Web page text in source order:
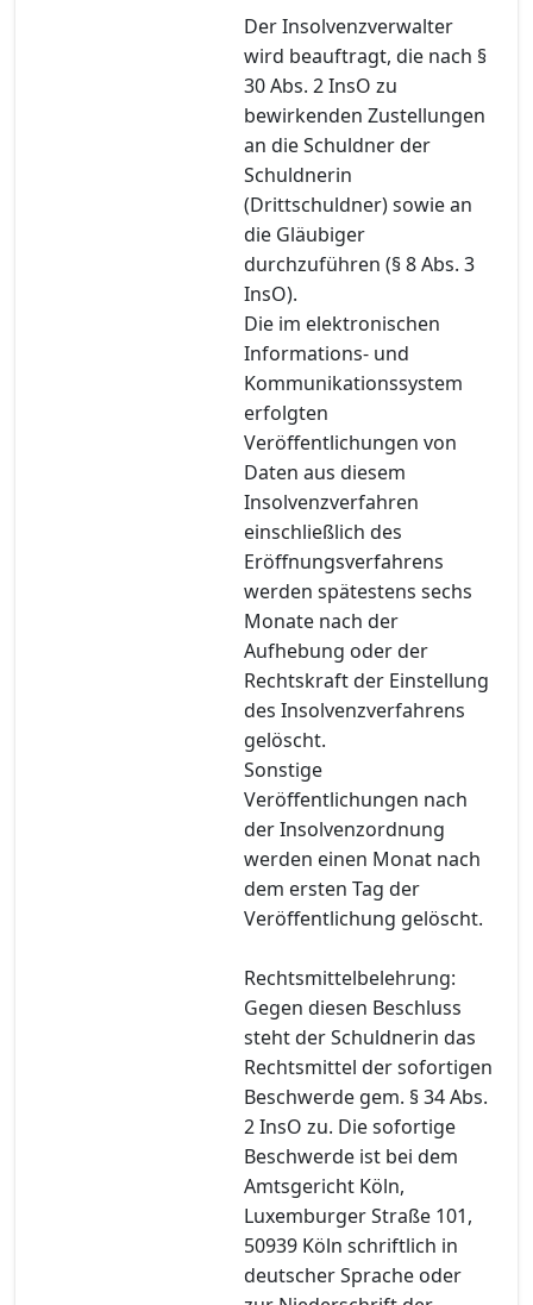
Der Insolvenzverwalter
wird beauftragt, die nach §
30 Abs. 2 InsO zu
bewirkenden Zustellungen
an die Schuldner der
Schuldnerin
(Drittschuldner) sowie an
die Gläubiger
durchzuführen (§ 8 Abs. 3
InsO).
Die im elektronischen
Informations- und
Kommunikationssystem
erfolgten
Veröffentlichungen von
Daten aus diesem
Insolvenzverfahren
einschließlich des
Eröffnungsverfahrens
werden spätestens sechs
Monate nach der
Aufhebung oder der
Rechtskraft der Einstellung
des Insolvenzverfahrens
gelöscht.
Sonstige
Veröffentlichungen nach
der Insolvenzordnung
werden einen Monat nach
dem ersten Tag der
Veröffentlichung gelöscht.
Rechtsmittelbelehrung:
Gegen diesen Beschluss
steht der Schuldnerin das
Rechtsmittel der sofortigen
Beschwerde gem. § 34 Abs.
2 InsO zu. Die sofortige
Beschwerde ist bei dem
Amtsgericht Köln,
Luxemburger Straße 101,
50939 Köln schriftlich in
deutscher Sprache oder